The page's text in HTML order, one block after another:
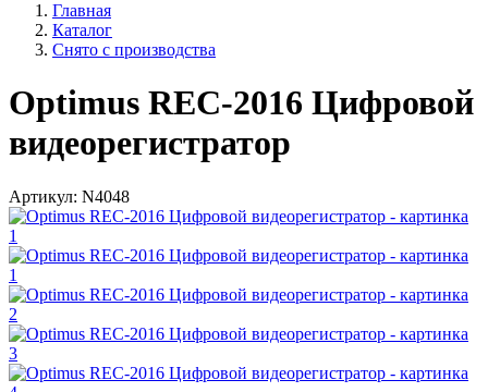
Главная
Каталог
Снято с производства
Optimus REC-2016 Цифровой
видеорегистратор
Артикул: N4048